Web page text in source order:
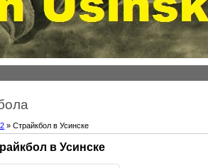
» Страйкбол в Усинске
в Усинске